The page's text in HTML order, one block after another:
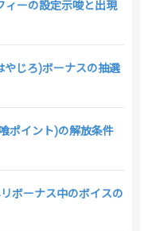
ィーの設定示唆と出現
やじろ)ボーナスの抽選
ポイント)の解放条件
ボーナス中のボイスの